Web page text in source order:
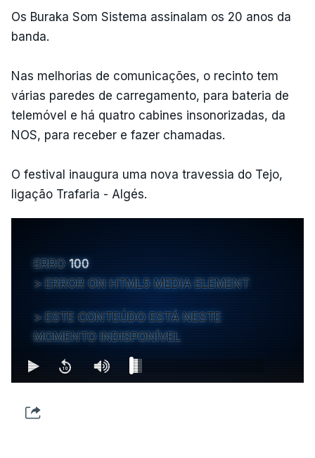
Os Buraka Som Sistema assinalam os 20 anos da
banda.
Nas melhorias de comunicações, o recinto tem
várias paredes de carregamento, para bateria de
telemóvel e há quatro cabines insonorizadas, da
NOS, para receber e fazer chamadas.
O festival inaugura uma nova travessia do Tejo,
ligação Trafaria - Algés.
ERRO 100
ERROR ON HTML5 MEDIA ELEMENT
ESTE CONTEÚDO ESTÁ NESTE
MOMENTO INDISPONÍVEL